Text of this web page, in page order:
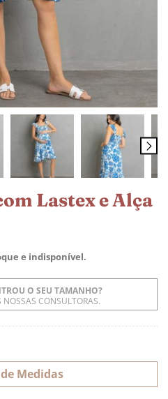
Lastex e Alça
e indisponível.
O SEU TAMANHO?
NOSSAS CONSULTORAS.
Medidas